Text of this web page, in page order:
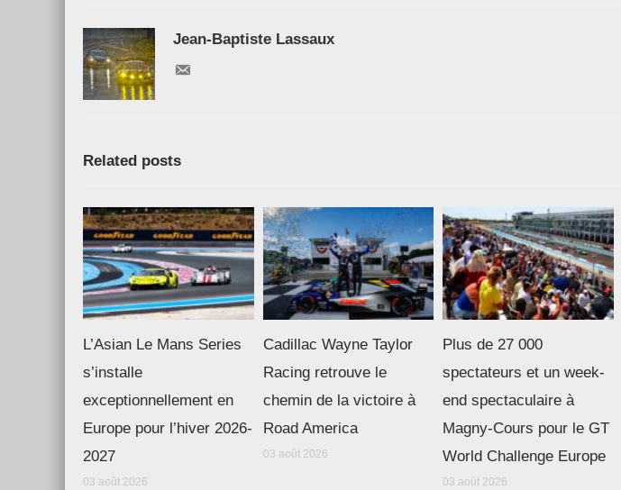
Jean-Baptiste Lassaux
Related posts
L’Asian Le Mans Series
s’installe
exceptionnellement en
Europe pour l’hiver 2026-
2027
03 août 2026
Cadillac Wayne Taylor
Racing retrouve le
chemin de la victoire à
Road America
03 août 2026
Plus de 27 000
spectateurs et un week-
end spectaculaire à
Magny-Cours pour le GT
World Challenge Europe
03 août 2026